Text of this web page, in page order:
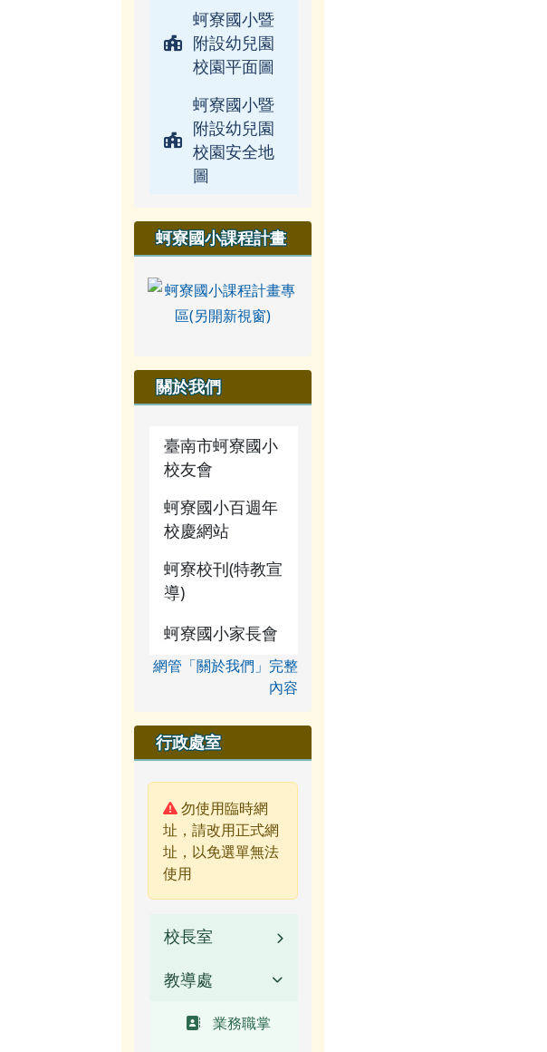
蚵寮國小暨
附設幼兒園
校園平面圖
蚵寮國小暨
附設幼兒園
校園安全地
圖
蚵寮國小課程計畫
關於我們
臺南市蚵寮國小
校友會
蚵寮國小百週年
校慶網站
蚵寮校刊(特教宣
導)
蚵寮國小家長會
網管「關於我們」完整
內容
行政處室
警告:
勿使用臨時網
址，請改用正式網
址，以免選單無法
使用
校長室
校長簡介
教導處
業務職掌